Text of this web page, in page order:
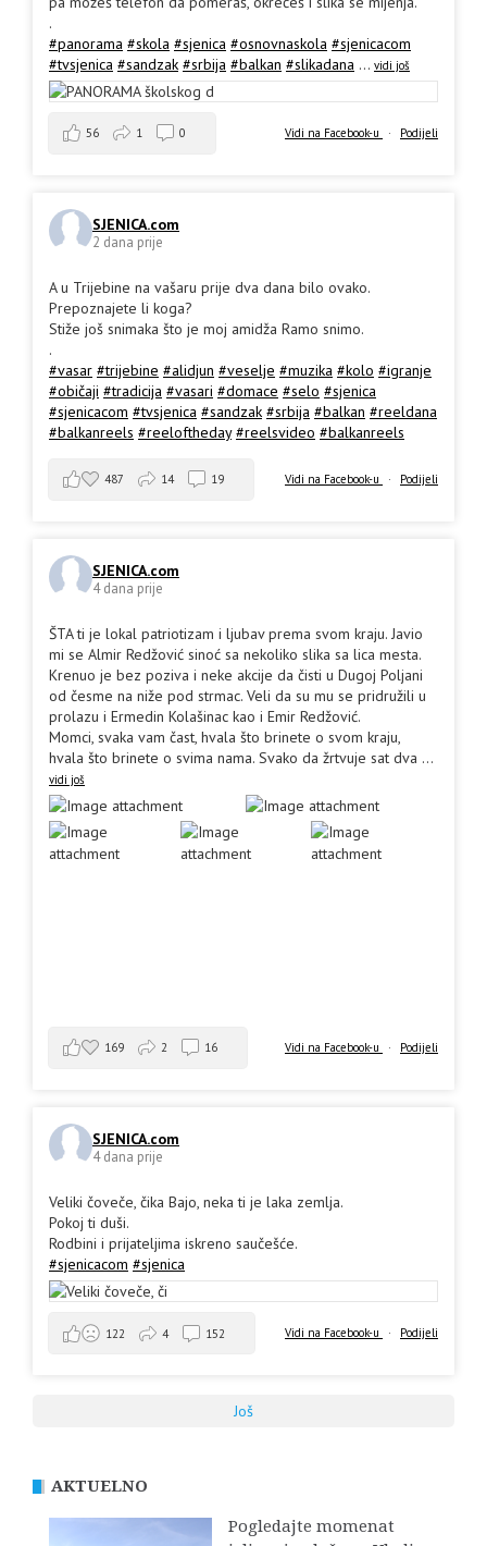
.
#panorama #skola #sjenica #osnovnaskola #sjenicacom
#tvsjenica #sandzak #srbija #balkan #slikadana ... vidi još
Vidi na Facebook-u · Podijeli
56 1 0
SJENICA.com
2 dana prije
A u Trijebine na vašaru prije dva dana bilo ovako.
Prepoznajete li koga?
Stiže još snimaka što je moj amidža Ramo snimo.
.
#vasar #trijebine #alidjun #veselje #muzika #kolo #igranje
#običaji #tradicija #vasari #domace #selo #sjenica
#sjenicacom #tvsjenica #sandzak #srbija #balkan #reeldana
#balkanreels #reeloftheday #reelsvideo #balkanreels
Vidi na Facebook-u · Podijeli
487 14 19
SJENICA.com
4 dana prije
ŠTA ti je lokal patriotizam i ljubav prema svom kraju. Javio
mi se Almir Redžović sinoć sa nekoliko slika sa lica mesta.
Krenuo je bez poziva i neke akcije da čisti u Dugoj Poljani
od česme na niže pod strmac. Veli da su mu se pridružili u
prolazu i Ermedin Kolašinac kao i Emir Redžović.
Momci, svaka vam čast, hvala što brinete o svom kraju,
hvala što brinete o svima nama. Svako da žrtvuje sat dva ...
vidi još
Vidi na Facebook-u · Podijeli
169 2 16
SJENICA.com
4 dana prije
Veliki čoveče, čika Bajo, neka ti je laka zemlja.
Pokoj ti duši.
Rodbini i prijateljima iskreno saučešće.
#sjenicacom #sjenica
Vidi na Facebook-u · Podijeli
122 4 152
Još
AKTUELNO
Pogledajte momenat